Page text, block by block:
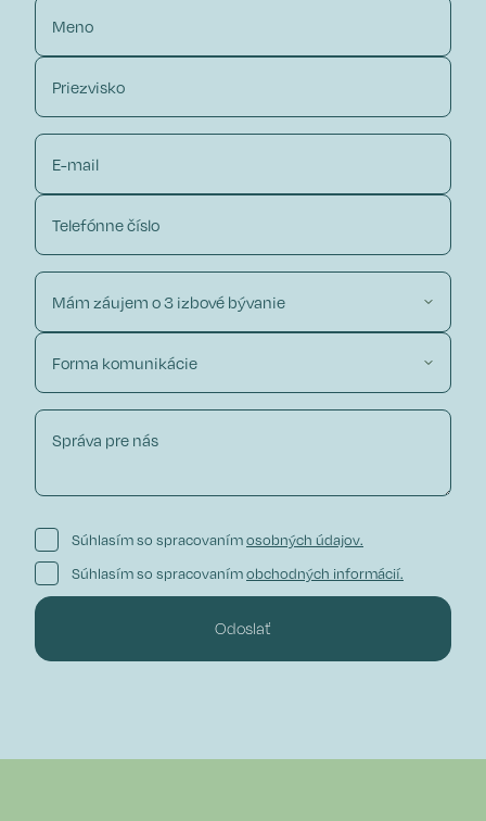
Súhlasím so spracovanímosobných údajov.
Súhlasím so spracovanímobchodných informácií.
Odoslať